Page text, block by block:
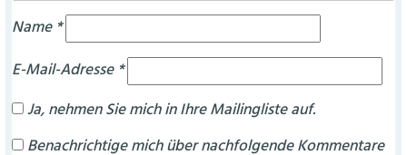
Name *
E-Mail-Adresse *
Ja, nehmen Sie mich in Ihre Mailingliste auf.
Benachrichtige mich über nachfolgende Kommentare